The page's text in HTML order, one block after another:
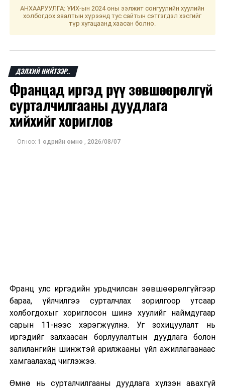
ХАРИЛЦАХ ХЭЛТЭС
ДАРААХ МЭДЭЭ
ӨМНӨХ МЭДЭЭ
УИХ: Өнөөдөр хуралдах байнгын хороод
АНХААРУУЛГА: УИХ-ын 2024 оны ээлжит сонгуулийн хуулийн
холбогдох заалтын хүрээнд тус сайтын сэтгэгдэл хэсгийг
түр хугацаанд хаасан болно.
ДЭЛХИЙ НИЙТЭЭР..
Францад иргэд рүү зөвшөөрөлгүй
сурталчилгааны дуудлага
хийхийг хориглов
Огноо: 1 өдрийн өмнө , 2026/08/07
Франц улс иргэдийн урьдчилсан зөвшөөрөлгүйгээр
бараа, үйлчилгээ сурталчлах зорилгоор утсаар
холбогдохыг хориглосон шинэ хуулийг наймдугаар
сарын 11-нээс хэрэгжүүлнэ. Уг зохицуулалт нь
иргэдийг залхаасан борлуулалтын дуудлага болон
залилангийн шинжтэй арилжааны үйл ажиллагаанаас
хамгаалахад чиглэжээ.
Өмнө нь сурталчилгааны дуудлага хүлээн авахгүй